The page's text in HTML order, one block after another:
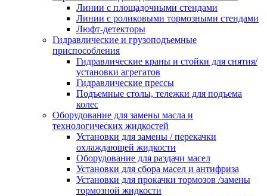
Линии с площадочными стендами
Линии с роликовыми тормозными стендами
Люфт-детекторы
Гидравлические и грузоподъемные
приспособления
Гидравлические краны и стойки для снятия/
установки агрегатов
Гидравлические прессы
Подъемные столы, тележки для подъема
колес
Оборудование для замены масла и
технологических жидкостей
Установки для замены / перекачки
охлаждающей жидкости
Оборудование для раздачи масел
Установки для сбора масел и антифриза
Установки для прокачки тормозов /замены
тормозной жидкости